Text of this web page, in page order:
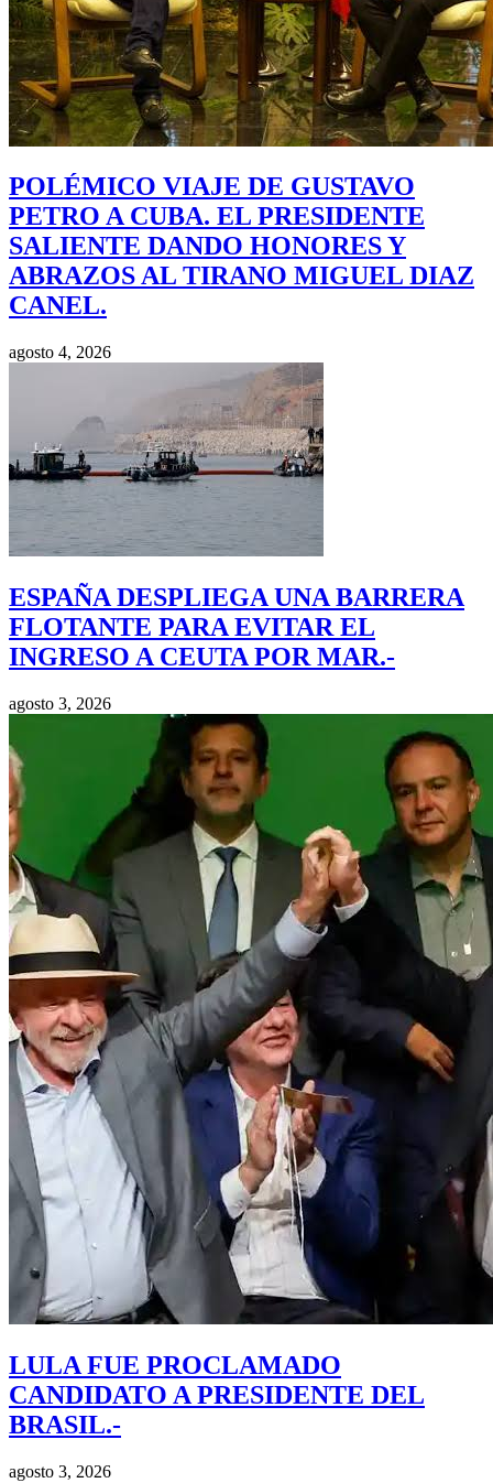
POLÉMICO VIAJE DE GUSTAVO
PETRO A CUBA. EL PRESIDENTE
SALIENTE DANDO HONORES Y
ABRAZOS AL TIRANO MIGUEL DIAZ
CANEL.
agosto 4, 2026
ESPAÑA DESPLIEGA UNA BARRERA
FLOTANTE PARA EVITAR EL
INGRESO A CEUTA POR MAR.-
agosto 3, 2026
LULA FUE PROCLAMADO
CANDIDATO A PRESIDENTE DEL
BRASIL.-
agosto 3, 2026